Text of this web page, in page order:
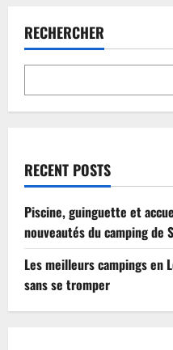
en
Lozère
:
mon
choisir
sans
RECHERCHER
RECENT POSTS
Piscine, guinguette et
nouveautés du camping de
Les meilleurs campings en
sans se tromper